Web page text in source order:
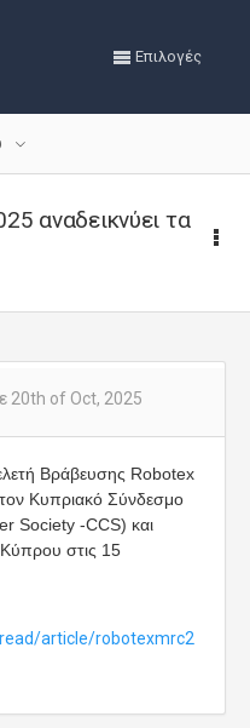
Επιλογές
αναδεικνύει τα
20th of Oct, 2025
Βράβευσης Robotex
Κυπριακό Σύνδεσμο
Society -CCS) και
στις 15
article/robotexmrc2